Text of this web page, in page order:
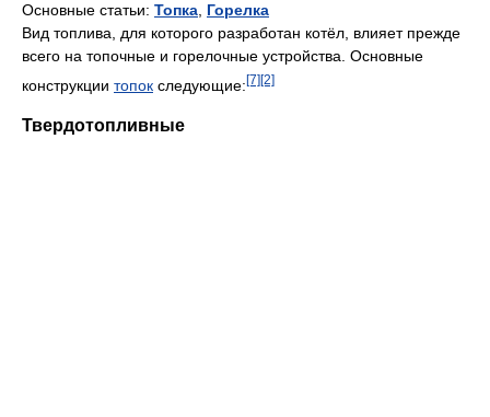
Основные статьи: Топка, Горелка
Вид топлива, для которого разработан котёл, влияет прежде
всего на топочные и горелочные устройства. Основные
конструкции топок следующие: [7] [2]
Твердотопливные